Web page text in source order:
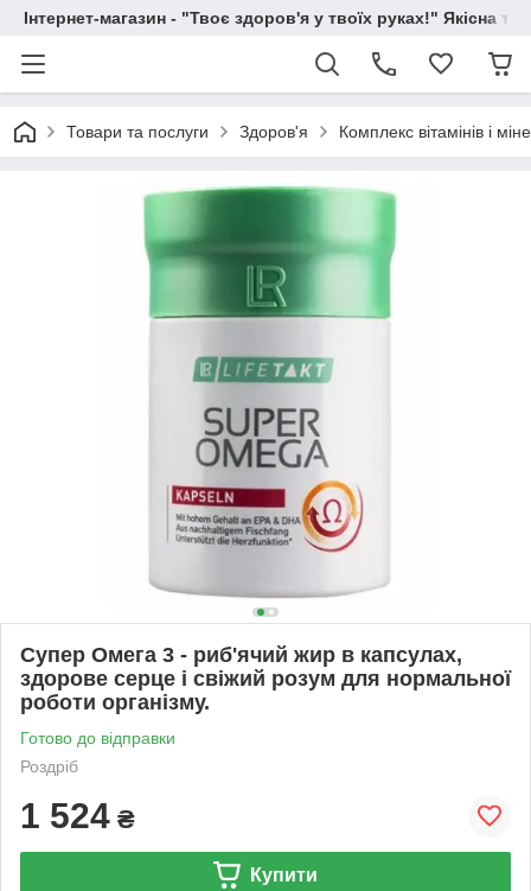
Інтернет-магазин - "Твоє здоров'я у твоїх руках!" Якісна
Товари та послуги Здоров'я Комплекс вітамінів і
Супер Омега 3 - риб'ячий жир в капсулах,
здорове серце і свіжий розум для нормальної
роботи організму.
Готово до відправки
Роздріб
1 524 ₴
Купити